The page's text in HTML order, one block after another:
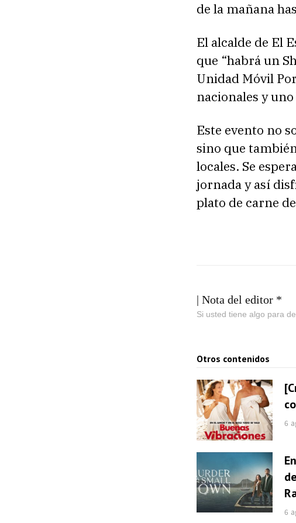
de la mañana
El alcalde de El
que “habrá un
Unidad Móvil
nacionales y
Este evento no
sino que
locales. Se
jornada y así
plato de carne
| Nota del editor *
Si usted tiene algo para
Otros contenidos
6
6